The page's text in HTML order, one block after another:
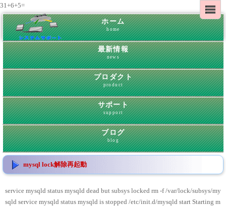
31+6+5=
ホーム
home
最新情報
news
プロダクト
product
サポート
support
ブログ
blog
mysql lock解除再起動
service mysqld status mysqld dead but subsys locked rm -f /var/lock/subsys/my
sqld service mysqld status mysqld is stopped /etc/init.d/mysqld start Starting m